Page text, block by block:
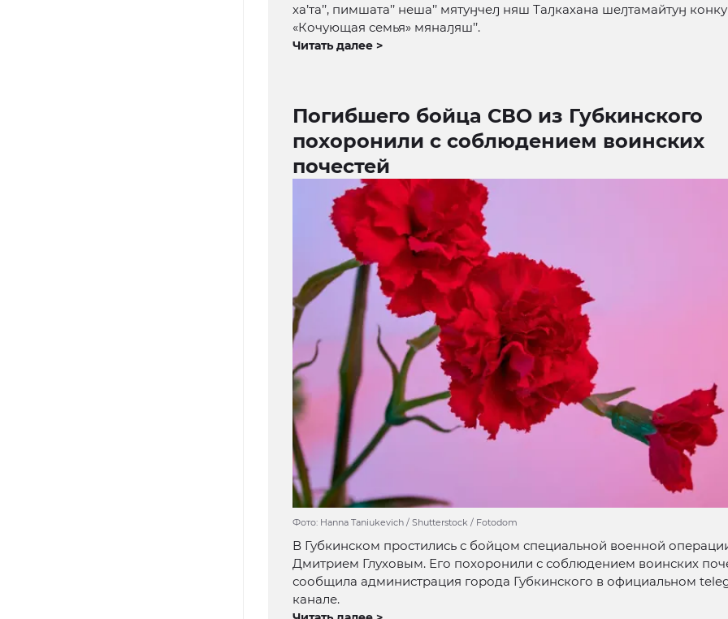
ха’та’’, пимшата’’ неша’’ мятуӈчеԓ няш Таԓкахана шеԓтамайтуӈ
«Кочующая семья» мянаԓяш’’.
Читать далее >
Погибшего бойца СВО из Губкинского
похоронили с соблюдением воинских
почестей
Фото: Hanna Taniukevich / Shutterstock / Fotodom
В Губкинском простились с бойцом специальной военной
Дмитрием Глуховым. Его похоронили с соблюдением воинских
сообщила администрация города Губкинского в официальном
канале.